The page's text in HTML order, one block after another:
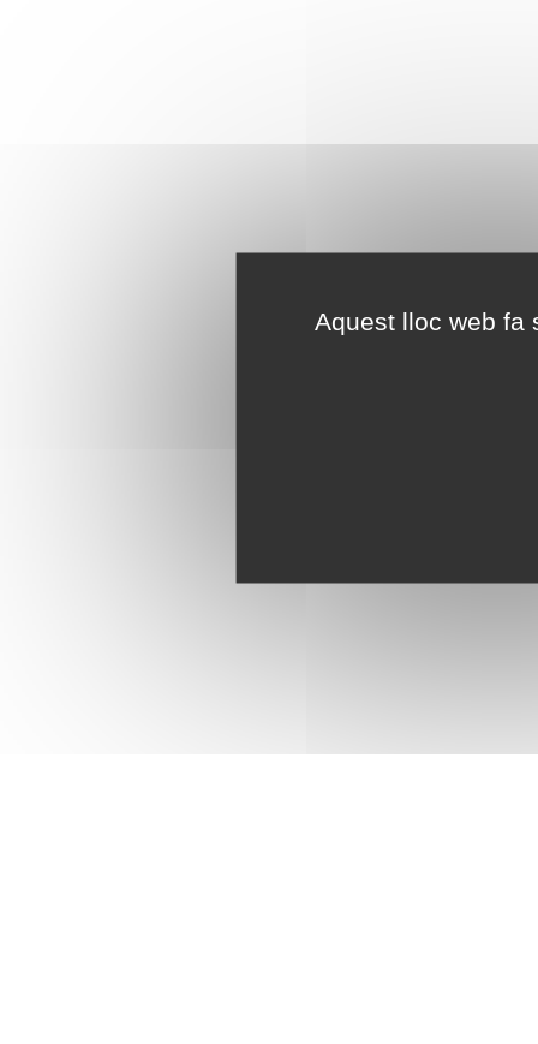
Aquest lloc web fa